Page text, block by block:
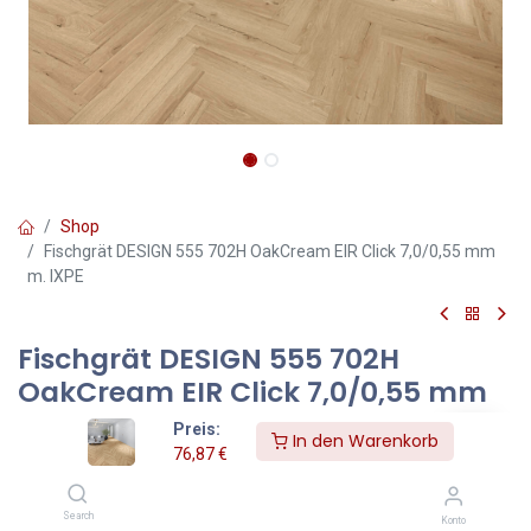
Preis:
76,87€
In den Warenkorb
Search Konto
Shop
Fischgrät DESIGN 555 702H OakCream EIR Click 7,0/0,55 mm
m. IXPE
Fischgrät DESIGN 555 702H
OakCream EIR Click 7,0/0,55 mm
m. IXPE
Modern, klar und doch natürlich: Der Boden in Oak Cream im
Fischgrätmuster verleiht diesem minimalistischen Interieur
Wärme und Struktur. Die helle, leicht gekalkte Holzoptik schafft